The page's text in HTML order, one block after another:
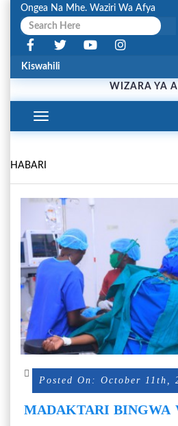
Ongea Na Mhe. Waziri Wa Afya
WIZARA YA
Toggle
Navigation
HABARI
Posted On: October 11th,
MADAKTARI BINGWA